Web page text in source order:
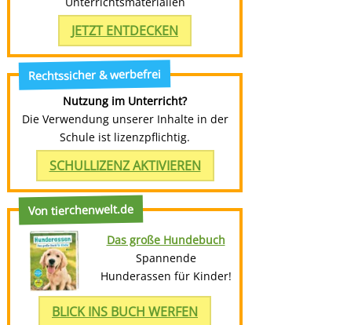
JETZT ENTDECKEN
Rechtssicher & werbefrei
Nutzung im Unterricht?
Die Verwendung unserer Inhalte in der
Schule ist lizenzpflichtig.
SCHULLIZENZ AKTIVIEREN
Von tierchenwelt.de
Das große Hundebuch
Spannende
Hunderassen für Kinder!
BLICK INS BUCH WERFEN